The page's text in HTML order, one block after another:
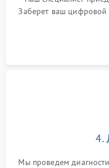
Заберет ваш цифровой
4.
Мы проведем